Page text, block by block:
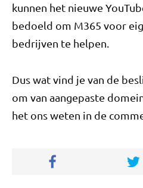
kunnen het nieuwe
bedoeld om M365 voor
bedrijven te helpen.
Dus wat vind je van de
om van aangepaste
het ons weten in de